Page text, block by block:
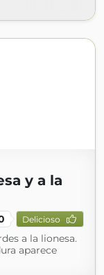
y a la
Delicioso
a la lionesa.
aparece